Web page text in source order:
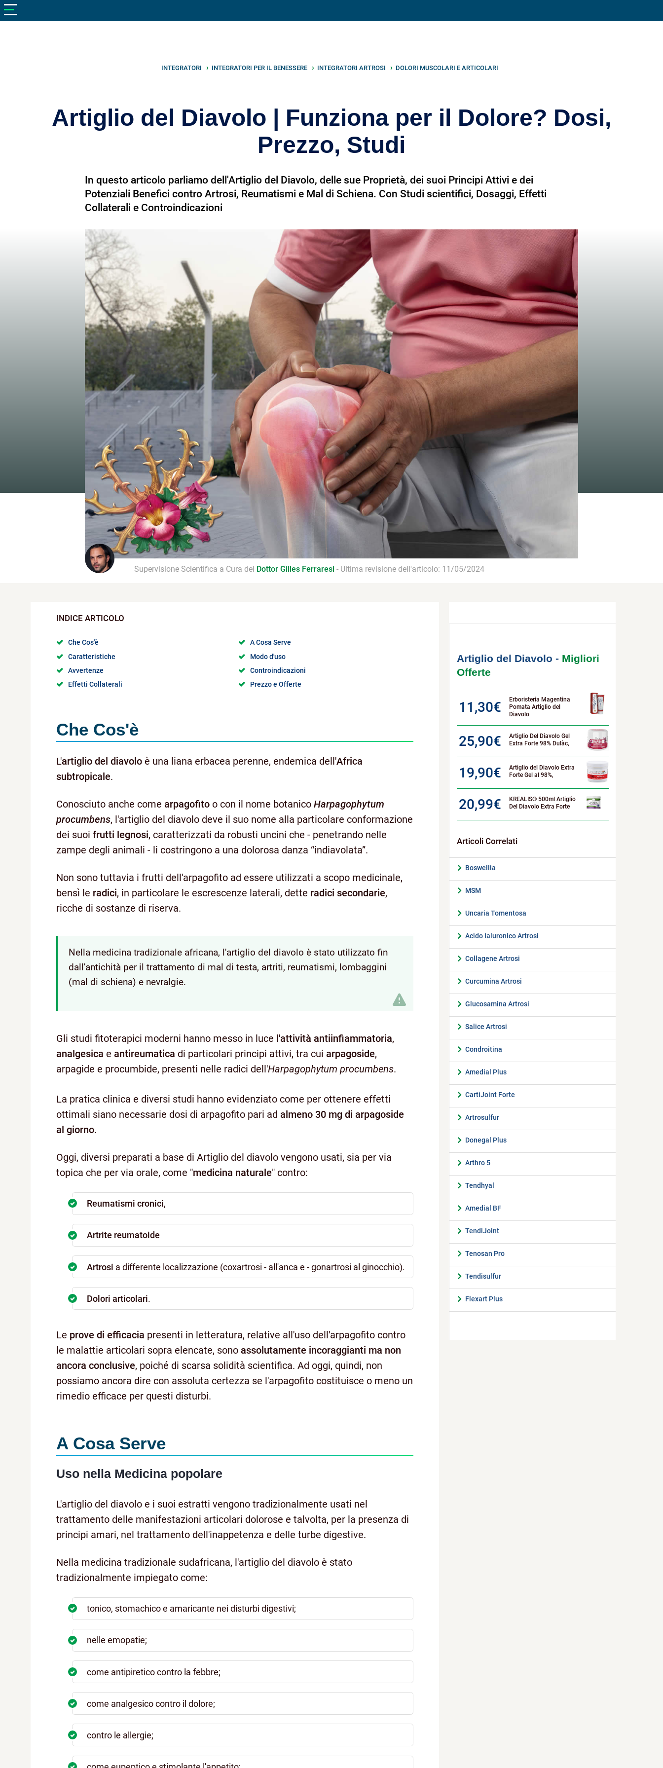
INTEGRATORI INTEGRATORI PER IL BENESSERE INTEGRATORI ARTROSI DOLORI MUSCOLARI E ARTICOLARI
Artiglio del Diavolo | Funziona per il Dolore? Dosi,
Prezzo, Studi
In questo articolo parliamo dell'Artiglio del Diavolo, delle sue Proprietà, dei suoi Principi Attivi e dei
Potenziali Benefici contro Artrosi, Reumatismi e Mal di Schiena. Con Studi scientifici, Dosaggi, Effetti
Collaterali e Controindicazioni
Supervisione Scientifica a Cura del Dottor Gilles Ferraresi - Ultima revisione dell'articolo: 11/05/2024
Che Cos'è
A Cosa Serve
Caratteristiche
Modo d'uso
Avvertenze
Controindicazioni
Effetti Collaterali
Prezzo e Offerte
Che Cos'è
L'artiglio del diavolo è una liana erbacea perenne, endemica dell'Africa
subtropicale.
Conosciuto anche come arpagofito o con il nome botanico Harpagophytum
procumbens, l'artiglio del diavolo deve il suo nome alla particolare conformazione
dei suoi frutti legnosi, caratterizzati da robusti uncini che - penetrando nelle
zampe degli animali - li costringono a una dolorosa danza “indiavolata”.
Non sono tuttavia i frutti dell'arpagofito ad essere utilizzati a scopo medicinale,
bensì le radici, in particolare le escrescenze laterali, dette radici secondarie,
ricche di sostanze di riserva.
Nella medicina tradizionale africana, l'artiglio del diavolo è stato utilizzato fin
dall'antichità per il trattamento di mal di testa, artriti, reumatismi, lombaggini
(mal di schiena) e nevralgie.
Gli studi fitoterapici moderni hanno messo in luce l'attività antiinfiammatoria,
analgesica e antireumatica di particolari principi attivi, tra cui arpagoside,
arpagide e procumbide, presenti nelle radici dell'Harpagophytum procumbens.
La pratica clinica e diversi studi hanno evidenziato come per ottenere effetti
ottimali siano necessarie dosi di arpagofito pari ad almeno 30 mg di arpagoside
al giorno.
Oggi, diversi preparati a base di Artiglio del diavolo vengono usati, sia per via
topica che per via orale, come "medicina naturale" contro:
Reumatismi cronici,
Artrite reumatoide
Artrosi a differente localizzazione (coxartrosi - all'anca e - gonartrosi al ginocchio).
Dolori articolari.
Le prove di efficacia presenti in letteratura, relative all'uso dell'arpagofito contro
le malattie articolari sopra elencate, sono assolutamente incoraggianti ma non
ancora conclusive, poiché di scarsa solidità scientifica. Ad oggi, quindi, non
possiamo ancora dire con assoluta certezza se l'arpagofito costituisce o meno un
rimedio efficace per questi disturbi.
A Cosa Serve
Uso nella Medicina popolare
L'artiglio del diavolo e i suoi estratti vengono tradizionalmente usati nel
trattamento delle manifestazioni articolari dolorose e talvolta, per la presenza di
principi amari, nel trattamento dell'inappetenza e delle turbe digestive.
Nella medicina tradizionale sudafricana, l'artiglio del diavolo è stato
tradizionalmente impiegato come:
tonico, stomachico e amaricante nei disturbi digestivi;
nelle emopatie;
come antipiretico contro la febbre;
come analgesico contro il dolore;
contro le allergie;
Artiglio del Diavolo - Migliori
Offerte
11,30€
Erboristeria Magentina
Pomata Artiglio del
Diavolo
25,90€
Artiglio Del Diavolo Gel
Extra Forte 98% Dulàc,
19,90€
Artiglio del Diavolo Extra
Forte Gel al 98%,
20,99€
KREALIS® 500ml Artiglio
Del Diavolo Extra Forte
Boswellia
MSM
Uncaria Tomentosa
Acido Ialuronico Artrosi
Collagene Artrosi
Curcumina Artrosi
Glucosamina Artrosi
Salice Artrosi
Condroitina
Amedial Plus
CartiJoint Forte
Artrosulfur
Donegal Plus
Arthro 5
Tendhyal
Amedial BF
TendiJoint
Tenosan Pro
Tendisulfur
Flexart Plus
V netonutrizione